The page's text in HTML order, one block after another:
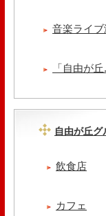
音楽ライ
「自由が
自由が丘グ
飲食店
カフェ